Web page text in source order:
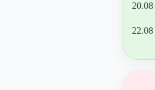
20.08
22.08